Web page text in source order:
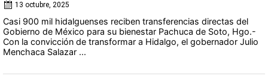
13 octubre, 2025
Casi 900 mil hidalguenses reciben transferencias directas del
Gobierno de México para su bienestar Pachuca de Soto, Hgo.-
Con la convicción de transformar a Hidalgo, el gobernador Julio
Menchaca Salazar ...